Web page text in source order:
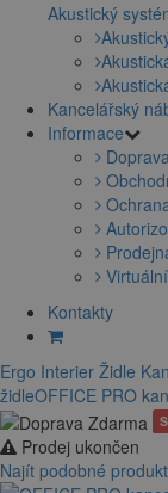
Akustický
Kancelářský
Informace
Kontakty
Ergo Interier Židle
židleOFFICE PRO
Prodej ukončen
Najít podobné